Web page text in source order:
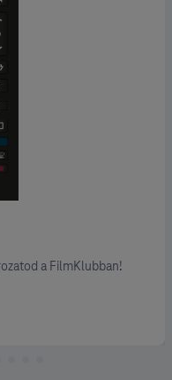
a FilmKlubban!